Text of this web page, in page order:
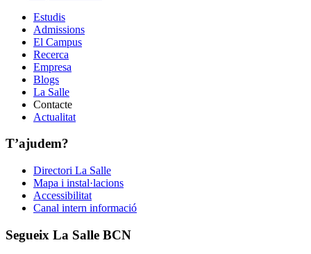
Estudis
Admissions
El Campus
Recerca
Empresa
Blogs
La Salle
Contacte
Actualitat
T’ajudem?
Directori La Salle
Mapa i instal·lacions
Accessibilitat
Canal intern informació
Segueix La Salle BCN